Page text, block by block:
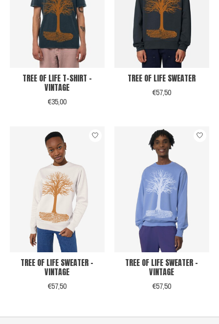
TREE OF LIFE T-SHIRT -
VINTAGE
€35,00
TREE OF LIFE SWEATER
€57,50
TREE OF LIFE SWEATER -
VINTAGE
€57,50
TREE OF LIFE SWEATER -
VINTAGE
€57,50